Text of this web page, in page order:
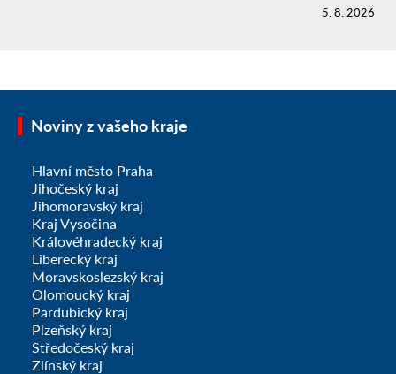
5. 8. 2026
Noviny z vašeho kraje
Hlavní město Praha
Jihočeský kraj
Jihomoravský kraj
Kraj Vysočina
Královéhradecký kraj
Liberecký kraj
Moravskoslezský kraj
Olomoucký kraj
Pardubický kraj
Plzeňský kraj
Středočeský kraj
Zlínský kraj